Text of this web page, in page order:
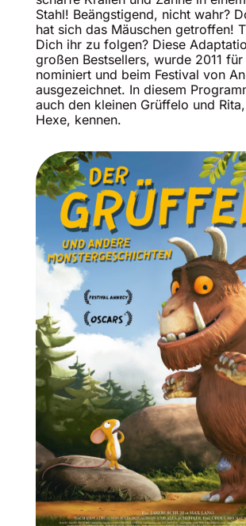
Stahl! Beängstigend, nicht wahr?
hat sich das Mäuschen getroffen!
Dich ihr zu folgen? Diese
großen Bestsellers, wurde 2011
nominiert und beim Festival von
ausgezeichnet. In diesem
auch den kleinen Grüffelo und
Hexe, kennen.